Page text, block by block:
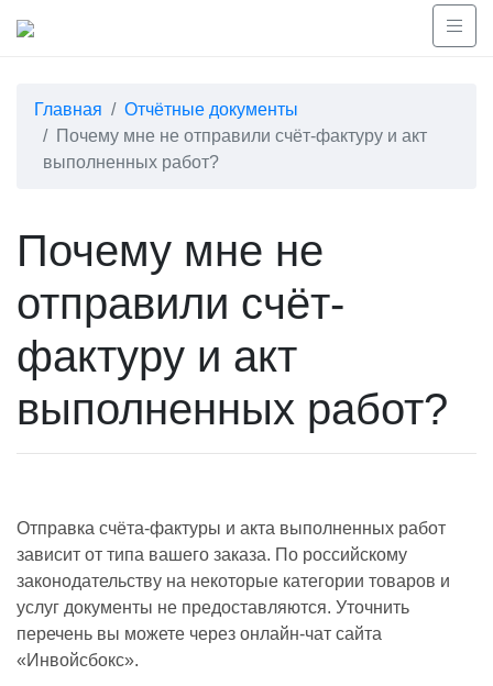
Главная
Отчётные документы
Почему мне не отправили счёт-фактуру и акт
выполненных работ?
Почему мне не
отправили счёт-
фактуру и акт
выполненных работ?
Отправка счёта-фактуры и акта выполненных работ
зависит от типа вашего заказа. По российскому
законодательству на некоторые категории товаров и
услуг документы не предоставляются. Уточнить
перечень вы можете через онлайн-чат сайта
«Инвойсбокс».